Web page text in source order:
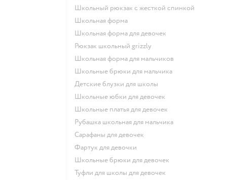
Школьный рюкзак с жесткой спинкой
Школьная форма
Школьная форма для девочек
Рюкзак школьный grizzly
Школьная форма для мальчиков
Школьные брюки для мальчика
Детские блузки для школы
Школьные юбки для девочек
Школьные платья для девочек
Рубашка школьная для мальчика
Сарафаны для девочек
Фартук для девочки
Школьные брюки для девочек
Туфли для школы для девочек